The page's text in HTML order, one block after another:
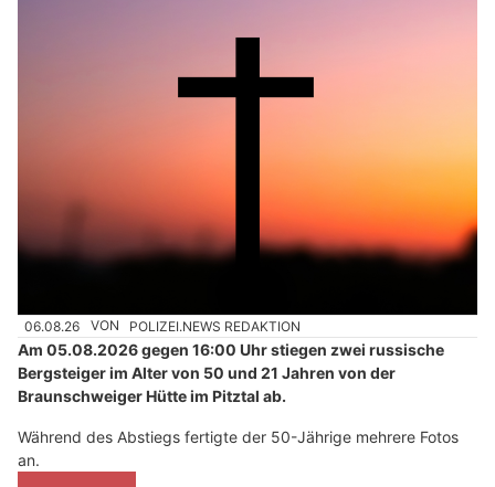
06.08.26 VON POLIZEI.NEWS REDAKTION
Am 05.08.2026 gegen 16:00 Uhr stiegen zwei russische
Bergsteiger im Alter von 50 und 21 Jahren von der
Braunschweiger Hütte im Pitztal ab.
Während des Abstiegs fertigte der 50-Jährige mehrere Fotos
an.